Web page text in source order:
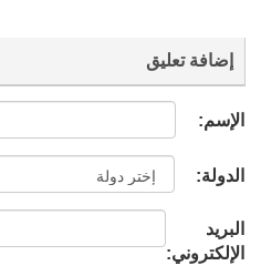
إضافة تعليق
الإسم:
الدولة:
البريد
الإلكتروني: